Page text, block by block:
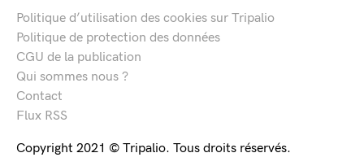
Politique d’utilisation des cookies sur Tripalio
Politique de protection des données
CGU de la publication
Qui sommes nous ?
Contact
Flux RSS
Copyright 2021 © Tripalio. Tous droits réservés.